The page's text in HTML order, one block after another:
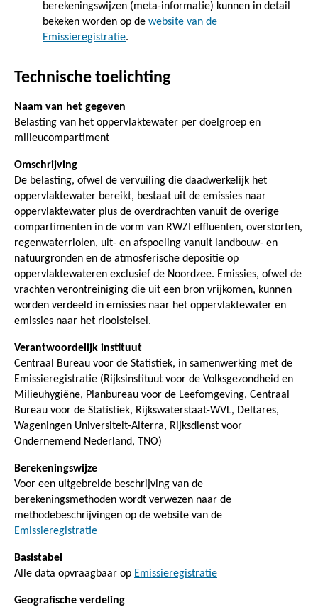
berekeningswijzen (meta-informatie) kunnen in detail
bekeken worden op de website van de
Emissieregistratie.
Technische toelichting
Naam van het gegeven
Belasting van het oppervlaktewater per doelgroep en
milieucompartiment
Omschrijving
De belasting, ofwel de vervuiling die daadwerkelijk het
oppervlaktewater bereikt, bestaat uit de emissies naar
oppervlaktewater plus de overdrachten vanuit de overige
compartimenten in de vorm van RWZI effluenten, overstorten,
regenwaterriolen, uit- en afspoeling vanuit landbouw- en
natuurgronden en de atmosferische depositie op
oppervlaktewateren exclusief de Noordzee. Emissies, ofwel de
vrachten verontreiniging die uit een bron vrijkomen, kunnen
worden verdeeld in emissies naar het oppervlaktewater en
emissies naar het rioolstelsel.
Verantwoordelijk instituut
Centraal Bureau voor de Statistiek, in samenwerking met de
Emissieregistratie (Rijksinstituut voor de Volksgezondheid en
Milieuhygiëne, Planbureau voor de Leefomgeving, Centraal
Bureau voor de Statistiek, Rijkswaterstaat-WVL, Deltares,
Wageningen Universiteit-Alterra, Rijksdienst voor
Ondernemend Nederland, TNO)
Berekeningswijze
Voor een uitgebreide beschrijving van de
berekeningsmethoden wordt verwezen naar de
methodebeschrijvingen op de website van de
Emissieregistratie
Basistabel
Alle data opvraagbaar op Emissieregistratie
Geografische verdeling